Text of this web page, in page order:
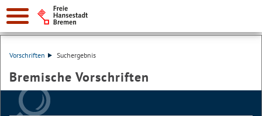
Vorschriften Suchergebnis
Bremische Vorschriften